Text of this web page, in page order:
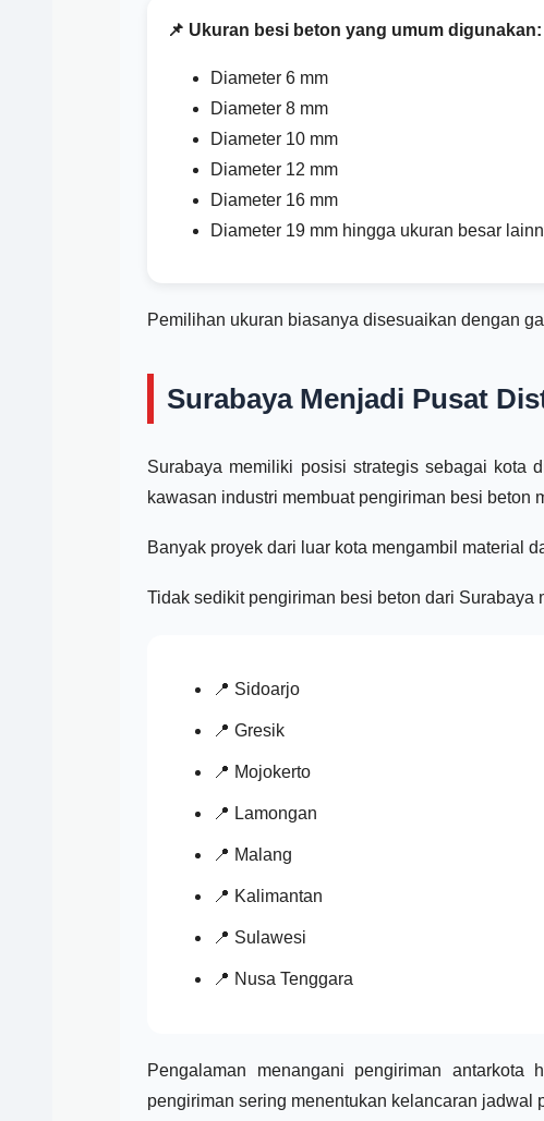
📌 Ukuran besi beton yang umum digunakan:
Diameter 6 mm
Diameter 8 mm
Diameter 10 mm
Diameter 12 mm
Diameter 16 mm
Diameter 19 mm hingga ukuran besar
Pemilihan ukuran biasanya disesuaikan dengan
Surabaya Menjadi Pusat
Surabaya memiliki posisi strategis sebagai kota
kawasan industri membuat pengiriman besi beton
Banyak proyek dari luar kota mengambil material
Tidak sedikit pengiriman besi beton dari Surabaya
📍 Sidoarjo
📍 Gresik
📍 Mojokerto
📍 Lamongan
📍 Malang
📍 Kalimantan
📍 Sulawesi
📍 Nusa Tenggara
Pengalaman menangani pengiriman
pengiriman sering menentukan kelancaran jadwal